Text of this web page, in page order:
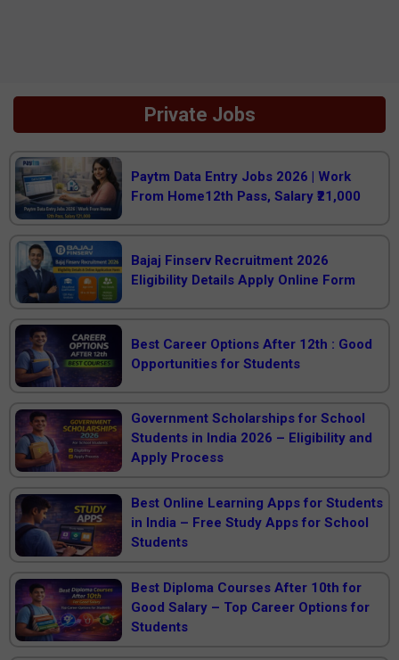
Private Jobs
Paytm Data Entry Jobs 2026 | Work
From Home12th Pass, Salary ₹21,000
Bajaj Finserv Recruitment 2026
Eligibility Details Apply Online Form
Best Career Options After 12th : Good
Opportunities for Students
Government Scholarships for School
Students in India 2026 – Eligibility and
Apply Process
Best Online Learning Apps for Students
in India – Free Study Apps for School
Students
Best Diploma Courses After 10th for
Good Salary – Top Career Options for
Students